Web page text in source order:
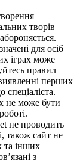
творів
для осіб
іграх може
правил
перших
спеціаліста.
не може бути
не проводить
також сайт не
та інших
з